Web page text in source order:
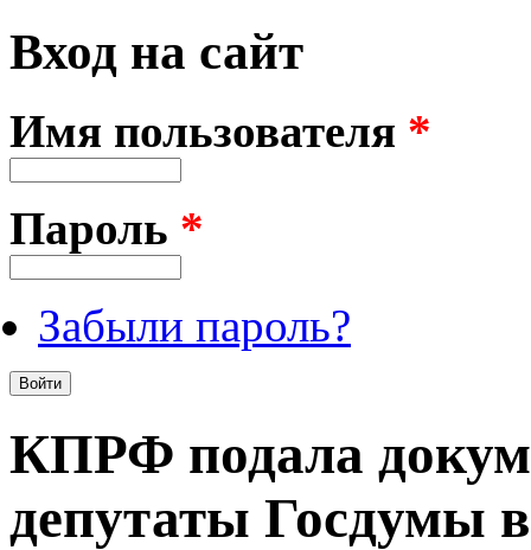
Вход на сайт
Имя пользователя *
Пароль *
Забыли пароль?
КПРФ подала
депутаты Госдумы